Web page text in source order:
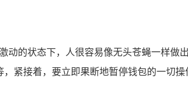
的状态下，人很容易像无头苍蝇一样做
紧接着，要立即果断地暂停钱包的一切操